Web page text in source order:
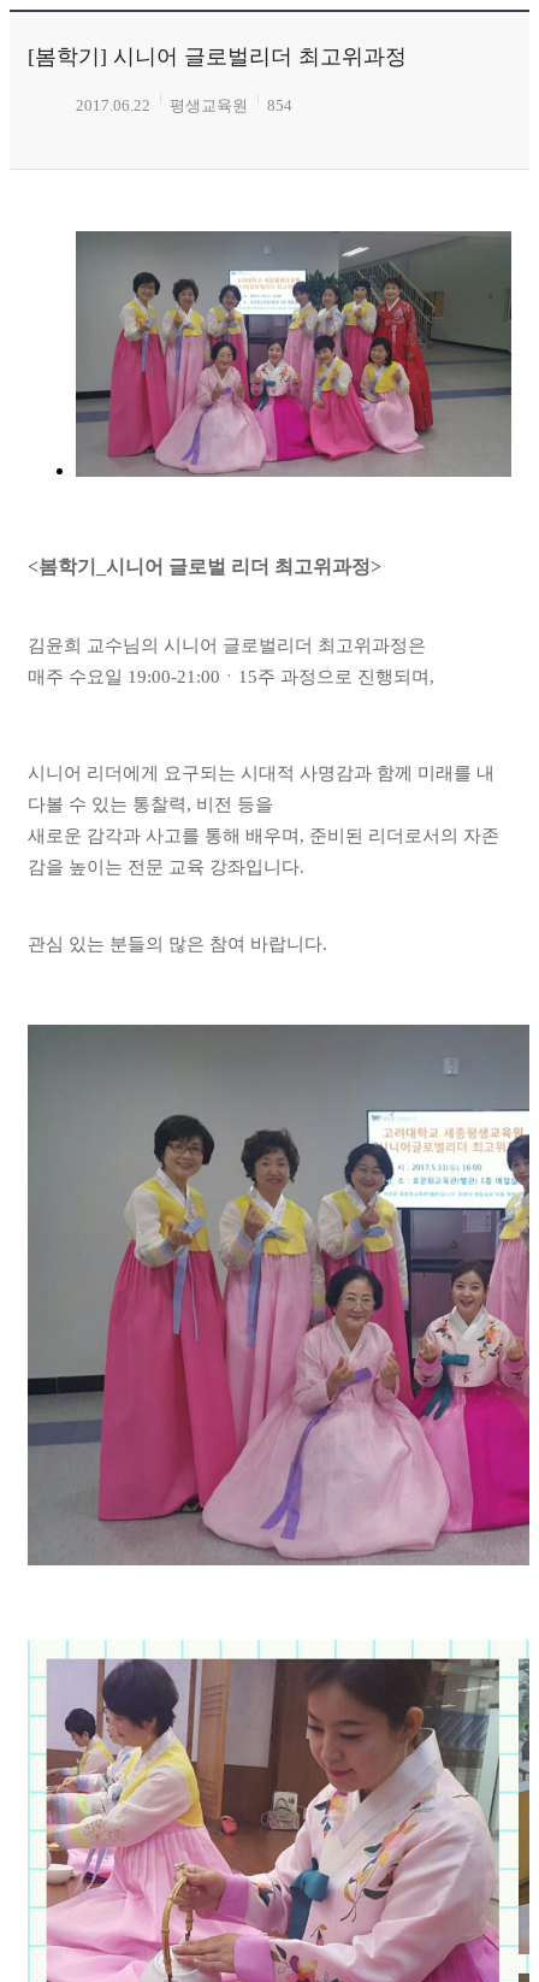
[봄학기] 시니어 글로벌리더 최고위과정
2017.06.22 평생교육원 854
<봄학기_시니어 글로벌 리더 최고위과정>
김윤희 교수님의 시니어 글로벌리더 최고위과정은
매주 수요일 19:00-21:00ㆍ15주 과정으로 진행되며,
시니어 리더에게 요구되는 시대적 사명감과 함께 미래를 내
다볼 수 있는 통찰력, 비전 등을
새로운 감각과 사고를 통해 배우며, 준비된 리더로서의 자존
감을 높이는 전문 교육 강좌입니다.
관심 있는 분들의 많은 참여 바랍니다.